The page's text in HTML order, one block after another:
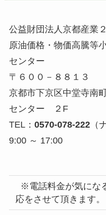
公益財団法人京都産業
原油価格・物価高騰等
センター
〒６００－８８１３
京都市下京区中堂寺南
センター ２F
TEL： 0570-078-222（
9:00 ～ 17:00
※電話料金が気にな
応をさせて頂きます。